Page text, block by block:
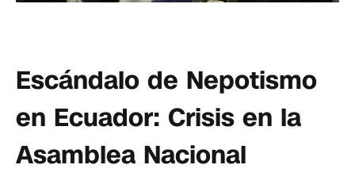
Escándalo de Nepotismo
en Ecuador: Crisis en la
Asamblea Nacional